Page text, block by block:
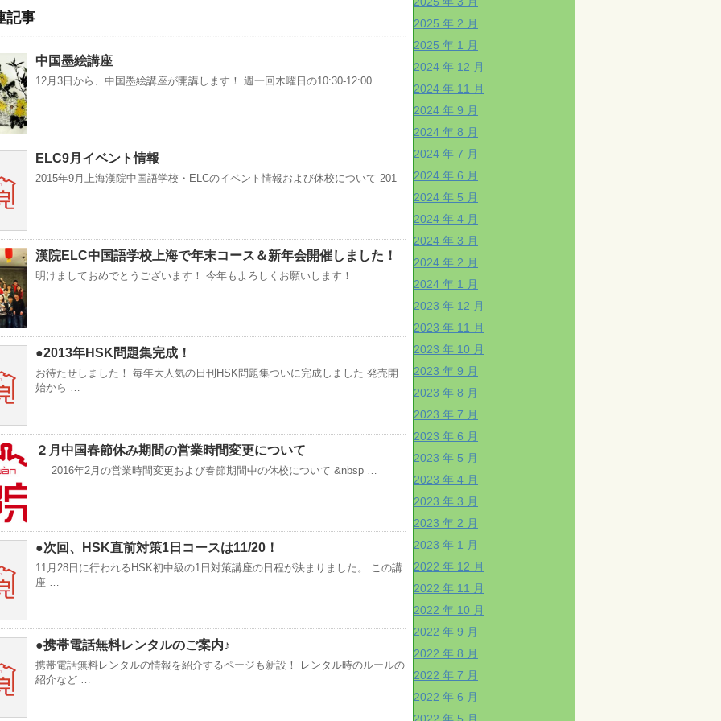
事
中国墨絵講座
12月3日から、中国墨絵講座が開講します！ 週一回木曜日の10:30-12:00 …
ELC9月イベント情報
2015年9月上海漢院中国語学校・ELCのイベント情報および休校について 201
…
漢院ELC中国語学校上海で年末コース＆新年会開催しました！
明けましておめでとうございます！ 今年もよろしくお願いします！
●2013年HSK問題集完成！
お待たせしました！ 毎年大人気の日刊HSK問題集ついに完成しました 発売開
始から …
２月中国春節休み期間の営業時間変更について
2016年2月の営業時間変更および春節期間中の休校について &nbsp …
●次回、HSK直前対策1日コースは11/20！
11月28日に行われるHSK初中級の1日対策講座の日程が決まりました。 この講
座 …
●携帯電話無料レンタルのご案内♪
携帯電話無料レンタルの情報を紹介するページも新設！ レンタル時のルールの
紹介など …
2025 年 2 月
2025 年 1 月
2024 年 12 月
2024 年 11 月
2024 年 9 月
2024 年 8 月
2024 年 7 月
2024 年 6 月
2024 年 5 月
2024 年 4 月
2024 年 3 月
2024 年 2 月
2024 年 1 月
2023 年 12 月
2023 年 11 月
2023 年 10 月
2023 年 9 月
2023 年 8 月
2023 年 7 月
2023 年 6 月
2023 年 5 月
2023 年 4 月
2023 年 3 月
2023 年 2 月
2023 年 1 月
2022 年 12 月
2022 年 11 月
2022 年 10 月
2022 年 9 月
2022 年 8 月
2022 年 7 月
2022 年 6 月
2022 年 5 月